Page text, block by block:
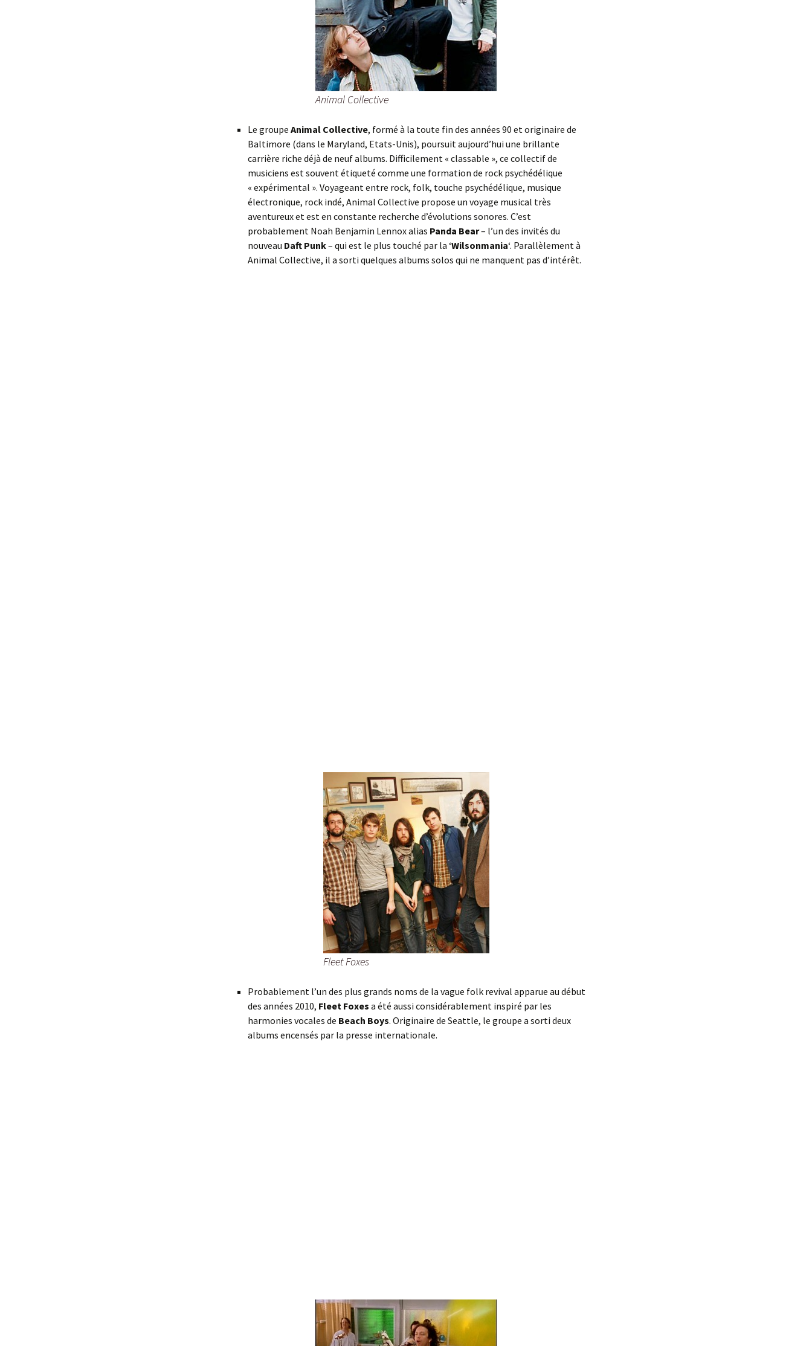
Animal Collective
Le groupe Animal Collective, formé à la toute fin des années 90 et originaire de
Baltimore (dans le Maryland, Etats-Unis), poursuit aujourd’hui une brillante
carrière riche déjà de neuf albums. Difficilement « classable », ce collectif de
musiciens est souvent étiqueté comme une formation de rock psychédélique
« expérimental ». Voyageant entre rock, folk, touche psychédélique, musique
électronique, rock indé, Animal Collective propose un voyage musical très
aventureux et est en constante recherche d’évolutions sonores. C’est
probablement Noah Benjamin Lennox alias Panda Bear– l’un des invités du
nouveau Daft Punk– qui est le plus touché par la ‘Wilsonmania‘. Parallèlement à
Animal Collective, il a sorti quelques albums solos qui ne manquent pas d’intérêt.
Fleet Foxes
Probablement l’un des plus grands noms de la vague folk revival apparue au début
des années 2010, Fleet Foxes a été aussi considérablement inspiré par les
harmonies vocales de Beach Boys. Originaire de Seattle, le groupe a sorti deux
albums encensés par la presse internationale.